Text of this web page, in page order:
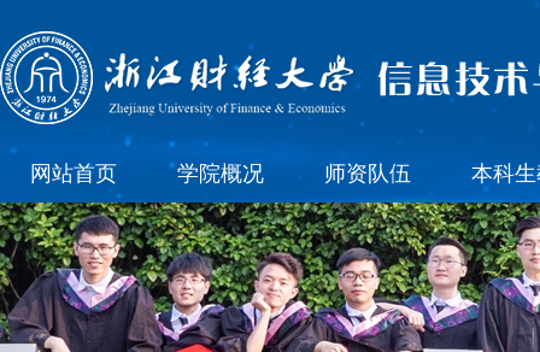
网站首页 学院概况 师资队伍 本科